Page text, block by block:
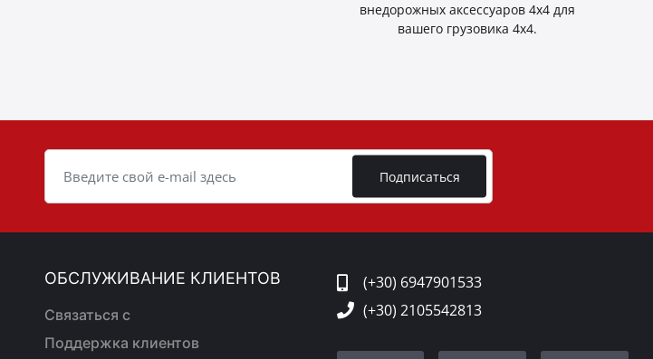
внедорожных аксессуаров 4x4 для
вашего грузовика 4x4.
Подписаться
ОБСЛУЖИВАНИЕ КЛИЕНТОВ
Связаться с
Поддержка клиентов
(+30) 6947901533
(+30) 2105542813